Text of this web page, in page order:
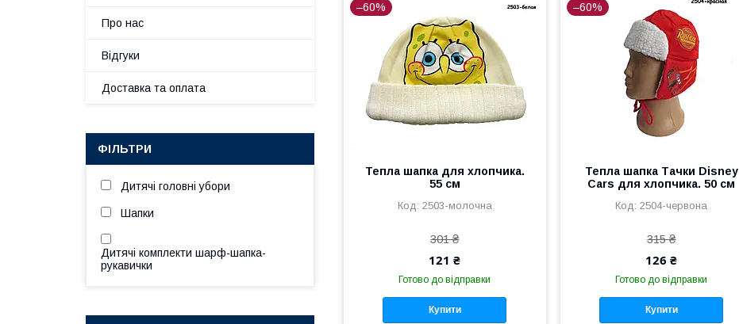
–60%
Тепла шапка для хлопчика.
55 см
2503-молочна
301 ₴
121 ₴
Готово до відправки
Купити
–60%
Тепла шапка Тачки Disney
Cars для хлопчика. 50 см
2504-червона
315 ₴
126 ₴
Готово до відправки
Купити
Про нас
Відгуки
Доставка та оплата
ФІЛЬТРИ
Дитячі головні убори
Шапки
Дитячі комплекти шарф-шапка-
рукавички